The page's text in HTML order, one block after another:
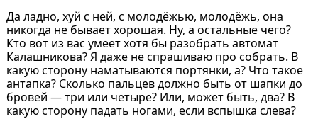
Да ладно, хуй с ней, с молодёжью, молодёжь, она
никогда не бывает хорошая. Ну, а остальные чего?
Кто вот из вас умеет хотя бы разобрать автомат
Калашникова? Я даже не спрашиваю про собрать. В
какую сторону наматываются портянки, а? Что такое
антапка? Сколько пальцев должно быть от шапки до
бровей — три или четыре? Или, может быть, два? В
какую сторону падать ногами, если вспышка слева?